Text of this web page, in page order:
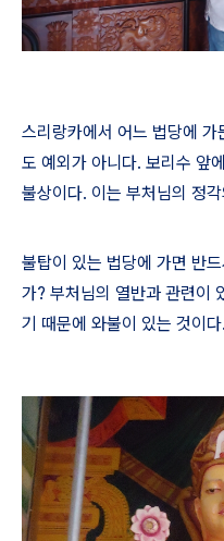
스리랑카에서 어느 법당에
도 예외가 아니다. 보리수 앞
불상이다. 이는 부처님의 정
불탑이 있는 법당에 가면 반
가? 부처님의 열반과 관련이
기 때문에 와불이 있는 것이다.